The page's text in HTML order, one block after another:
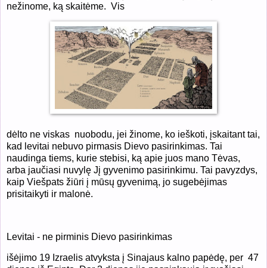
nežinome, ką skaitėme. Vis
dėlto ne viskas nuobodu, jei žinome, ko ieškoti, įskaitant tai,
kad levitai nebuvo pirmasis Dievo pasirinkimas. Tai
naudinga tiems, kurie stebisi, ką apie juos mano Tėvas,
arba jaučiasi nuvylę Jį gyvenimo pasirinkimu. Tai pavyzdys,
kaip Viešpats žiūri į mūsų gyvenimą, jo sugebėjimas
prisitaikyti ir malonė.
Levitai - ne pirminis Dievo pasirinkimas
išėjimo 19 Izraelis atvyksta į Sinajaus kalno papėdę, per 47